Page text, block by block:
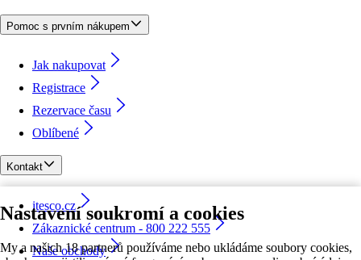
Nastavení soukromí a cookies
My a našich 18 partnerů používáme nebo ukládáme soubory cookies,
Pomoc s prvním nákupem
Jak nakupovat
Registrace
Rezervace času
Oblíbené
Kontakt
itesco.cz
Zákaznické centrum - 800 222 555
Naše obchody